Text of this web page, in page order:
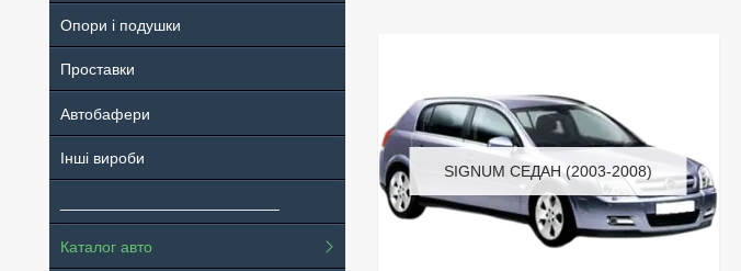
SIGNUM СЕДАН (2003-2008)
Опори і подушки
Проставки
Автобафери
Інші вироби
Каталог авто